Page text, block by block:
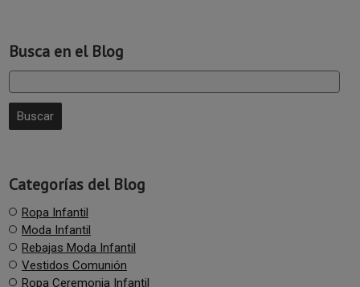
Busca en el Blog
Categorías del Blog
Ropa Infantil
Moda Infantil
Rebajas Moda Infantil
Vestidos Comunión
Ropa Ceremonia Infantil